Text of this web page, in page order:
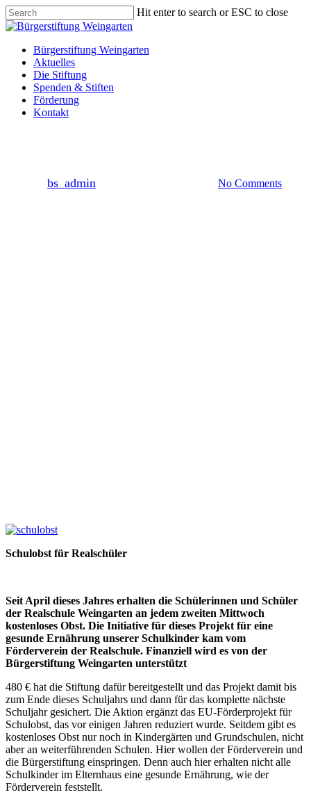
Skip
to
content
Hit enter to search or ESC to close
Close
Menu
Bürgerstiftung Weingarten
Aktuelles
Die Stiftung
Spenden & Stiften
Förderung
Kontakt
bs_admin No Comments
Schulobst für Realschüler
Seit April dieses Jahres erhalten die Schülerinnen und Schüler
der Realschule Weingarten an jedem zweiten Mittwoch
kostenloses Obst. Die Initiative für dieses Projekt für eine
gesunde Ernährung unserer Schulkinder kam vom
Förderverein der Realschule. Finanziell wird es von der
Bürgerstiftung Weingarten unterstützt
480 € hat die Stiftung dafür bereitgestellt und das Projekt damit bis
zum Ende dieses Schuljahrs und dann für das komplette nächste
Schuljahr gesichert. Die Aktion ergänzt das EU-Förderprojekt für
Schulobst, das vor einigen Jahren reduziert wurde. Seitdem gibt es
kostenloses Obst nur noch in Kindergärten und Grundschulen, nicht
aber an weiterführenden Schulen. Hier wollen der Förderverein und
die Bürgerstiftung einspringen. Denn auch hier erhalten nicht alle
Schulkinder im Elternhaus eine gesunde Ernährung, wie der
Förderverein feststellt.